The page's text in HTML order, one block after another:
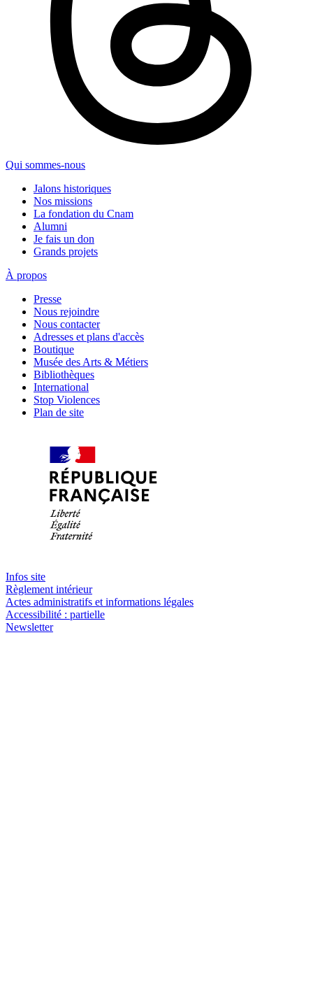
Qui sommes-nous
Jalons historiques
Nos missions
La fondation du Cnam
Alumni
Je fais un don
Grands projets
À propos
Presse
Nous rejoindre
Nous contacter
Adresses et plans d'accès
Boutique
Musée des Arts & Métiers
Bibliothèques
International
Stop Violences
Plan de site
Infos site
Règlement intérieur
Actes administratifs et informations légales
Accessibilité : partielle
Newsletter